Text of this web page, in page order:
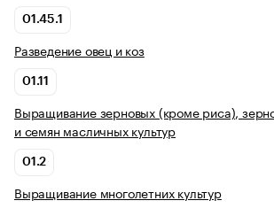
01.45.1
Разведение овец и коз
01.11
Выращивание зерновых (кроме риса),
и семян масличных культур
01.2
Выращивание многолетних культур